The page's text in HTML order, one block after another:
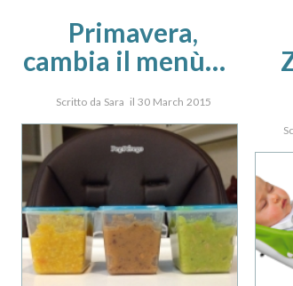
Primavera,
cambia il menù…
Scritto da Sara il 30 March 2015